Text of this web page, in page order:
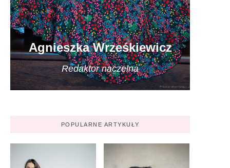
Agnieszka Wrześkiewicz
Redaktor naczelna
POPULARNE ARTYKUŁY